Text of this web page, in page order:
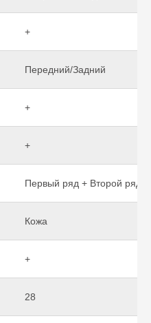
+
Передний/Задний
+
+
Первый ряд + Второй ряд
Кожа
+
28